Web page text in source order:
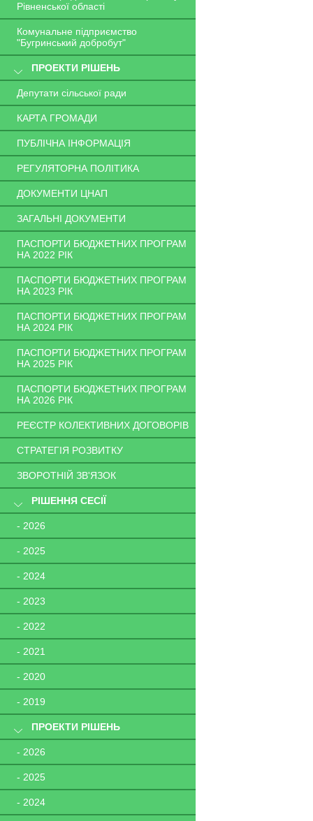
Рівненської області
Комунальне підприємство
"Бугринський добробут"
ПРОЕКТИ РІШЕНЬ
Депутати сільської ради
КАРТА ГРОМАДИ
ПУБЛІЧНА ІНФОРМАЦІЯ
РЕГУЛЯТОРНА ПОЛІТИКА
ДОКУМЕНТИ ЦНАП
ЗАГАЛЬНІ ДОКУМЕНТИ
ПАСПОРТИ БЮДЖЕТНИХ ПРОГРАМ
НА 2022 РІК
ПАСПОРТИ БЮДЖЕТНИХ ПРОГРАМ
НА 2023 РІК
ПАСПОРТИ БЮДЖЕТНИХ ПРОГРАМ
НА 2024 РІК
ПАСПОРТИ БЮДЖЕТНИХ ПРОГРАМ
НА 2025 РІК
ПАСПОРТИ БЮДЖЕТНИХ ПРОГРАМ
НА 2026 РІК
РЕЄСТР КОЛЕКТИВНИХ ДОГОВОРІВ
СТРАТЕГІЯ РОЗВИТКУ
ЗВОРОТНІЙ ЗВ'ЯЗОК
РІШЕННЯ СЕСІЇ
- 2026
- 2025
- 2024
- 2023
- 2022
- 2021
- 2020
- 2019
ПРОЕКТИ РІШЕНЬ
- 2026
- 2025
- 2024